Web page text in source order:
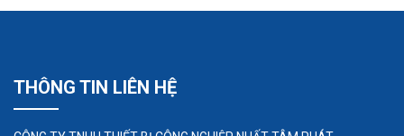
thành đế bơm, giảm độ ồn khi hoạt động.
THÔNG TIN LIÊN HỆ